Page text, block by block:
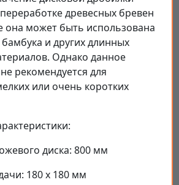
древесных бревен
она может быть использована
и других длинных
Однако данное
рекомендуется для
или очень коротких
диска: 800 мм
180 х 180 мм